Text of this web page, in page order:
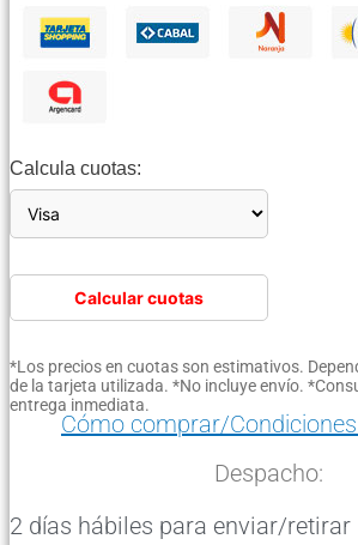
Calcula cuotas:
Calcular cuotas
*Los precios en cuotas son estimativos.
de la tarjeta utilizada. *No incluye envío.
entrega inmediata.
Cómo comprar/
Despacho:
2 días hábiles para enviar/retirar